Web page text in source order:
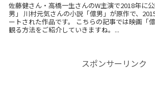
佐藤健さん・高橋一生さんのW主演で2018年に
男」 川村元気さんの小説「億男」が原作で、
ートされた作品です。 こちらの記事では映画「
観る方法をご紹介していきますね。...
スポンサーリンク